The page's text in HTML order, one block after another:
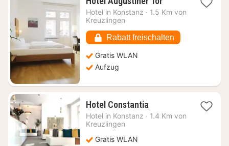
Nacht
€
Hotel in Konstanz · 1.5 Km von
Kreuzlingen
Rabatt freischalten
Gratis WLAN
Aufzug
Hotel Constantia1
Nacht
Hotel in Konstanz · 1.4 Km von
Kreuzlingen
Gratis WLAN